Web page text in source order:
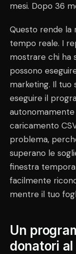
mesi. Dopo 36
Questo rende la
tempo reale. I
mostrare chi ha
possono
marketing. Il tuo
eseguire il
autonomamente
caricamento
problema,
superano le
finestra
facilmente
mentre il tuo
Un
donatori